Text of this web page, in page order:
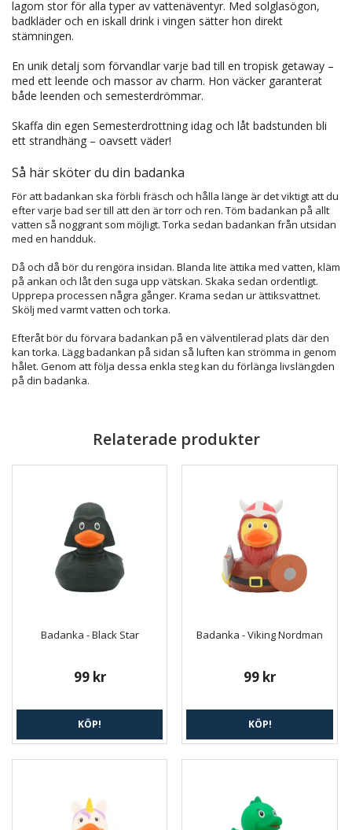
lagom stor för alla typer av vattenäventyr. Med solglasögon,
badkläder och en iskall drink i vingen sätter hon direkt
stämningen.
En unik detalj som förvandlar varje bad till en tropisk getaway –
med ett leende och massor av charm. Hon väcker garanterat
både leenden och semesterdrömmar.
Skaffa din egen Semesterdrottning idag och låt badstunden bli
ett strandhäng – oavsett väder!
Så här sköter du din badanka
För att badankan ska förbli fräsch och hålla länge är det viktigt att du
efter varje bad ser till att den är torr och ren. Töm badankan på allt
vatten så noggrant som möjligt. Torka sedan badankan från utsidan
med en handduk.
Då och då bör du rengöra insidan. Blanda lite ättika med vatten, kläm
på ankan och låt den suga upp vätskan. Skaka sedan ordentligt.
Upprepa processen några gånger. Krama sedan ur ättiksvattnet.
Skölj med varmt vatten och torka.
Efteråt bör du förvara badankan på en välventilerad plats där den
kan torka. Lägg badankan på sidan så luften kan strömma in genom
hålet. Genom att följa dessa enkla steg kan du förlänga livslängden
på din badanka.
Relaterade produkter
Badanka - Black Star
99 kr
KÖP!
Badanka - Viking Nordman
99 kr
KÖP!